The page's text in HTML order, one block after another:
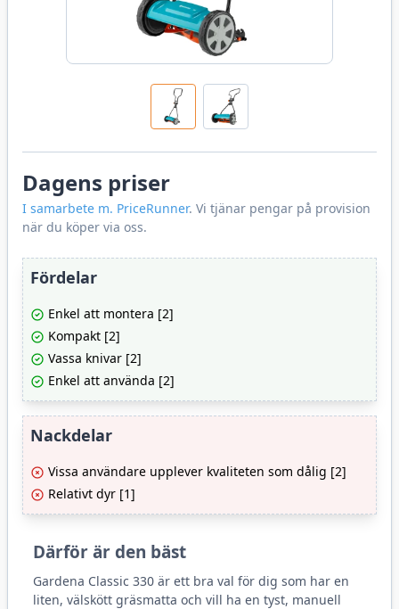
Dagens priser
I samarbete m. PriceRunner. Vi tjänar pengar på provision
när du köper via oss.
Fördelar
Enkel att montera [2]
Kompakt [2]
Vassa knivar [2]
Enkel att använda [2]
Nackdelar
Vissa användare upplever kvaliteten som dålig [2]
Relativt dyr [1]
Därför är den bäst
Gardena Classic 330 är ett bra val för dig som har en
liten, välskött gräsmatta och vill ha en tyst, manuell